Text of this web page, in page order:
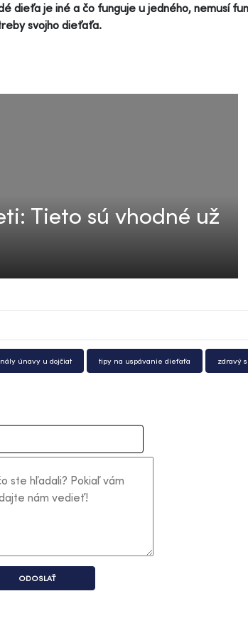
dieťa je iné a čo funguje u jedného, nemusí
svojho dieťaťa.
Tieto sú vhodné už
únavy u dojčiat tipy na uspávanie dieťaťa zdravý
ODOSLAŤ